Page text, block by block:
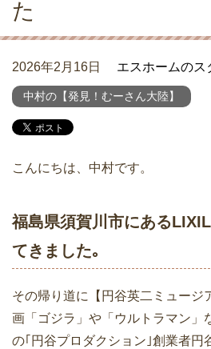
た
2026年2月16日 エスホームのス
中村の【発見！むーさん大陸】
こんにちは、中村です。
福島県須賀川市にある
てきました｡
その帰り道に【円谷英二ミュージ
画「ゴジラ」や「ウルトラマン」
の｢円谷プロダクション｣創業者円